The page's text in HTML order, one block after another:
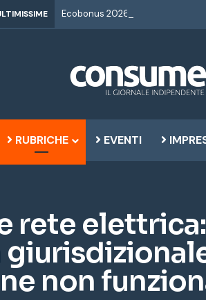
RUBRICHE EVENTI
rete
non